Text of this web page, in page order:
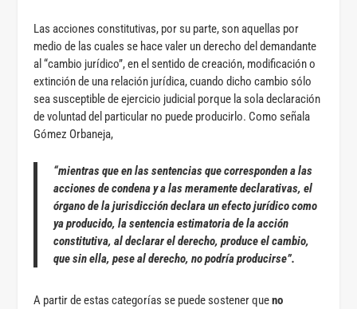
Las acciones constitutivas, por su parte, son aquellas por
medio de las cuales se hace valer un derecho del demandante
al “cambio jurídico”, en el sentido de creación, modificación o
extinción de una relación jurídica, cuando dicho cambio sólo
sea susceptible de ejercicio judicial porque la sola declaración
de voluntad del particular no puede producirlo. Como señala
Gómez Orbaneja,
“mientras que en las sentencias que corresponden a las
acciones de condena y a las meramente declarativas, el
órgano de la jurisdicción declara un efecto jurídico como
ya producido, la sentencia estimatoria de la acción
constitutiva, al declarar el derecho, produce el cambio,
que sin ella, pese al derecho, no podría producirse”.
A partir de estas categorías se puede sostener queno